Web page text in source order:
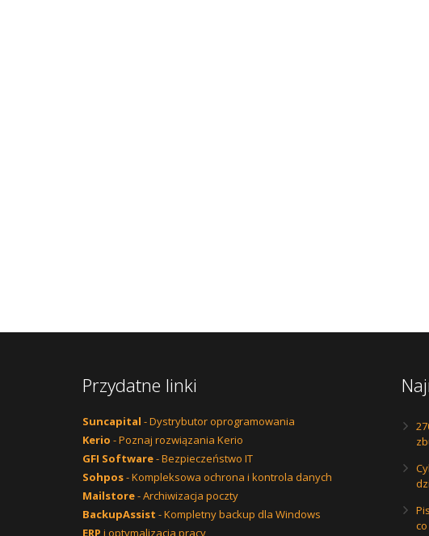
Przydatne linki
Suncapital - Dystrybutor oprogramowania
Kerio - Poznaj rozwiązania Kerio
GFI Software- Bezpieczeństwo IT
Sohpos- Kompleksowa ochrona i kontrola danych
Mailstore- Archiwizacja poczty
BackupAssist - Kompletny backup dla Windows
ERP i optymalizacja pracy